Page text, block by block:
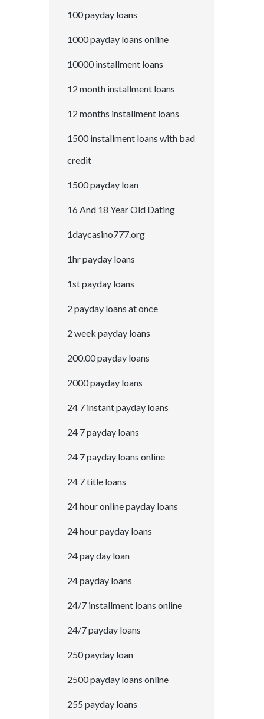
100 payday loans
1000 payday loans online
10000 installment loans
12 month installment loans
12 months installment loans
1500 installment loans with bad
credit
1500 payday loan
16 And 18 Year Old Dating
1daycasino777.org
1hr payday loans
1st payday loans
2 payday loans at once
2 week payday loans
200.00 payday loans
2000 payday loans
24 7 instant payday loans
24 7 payday loans
24 7 payday loans online
24 7 title loans
24 hour online payday loans
24 hour payday loans
24 pay day loan
24 payday loans
24/7 installment loans online
24/7 payday loans
250 payday loan
2500 payday loans online
255 payday loans